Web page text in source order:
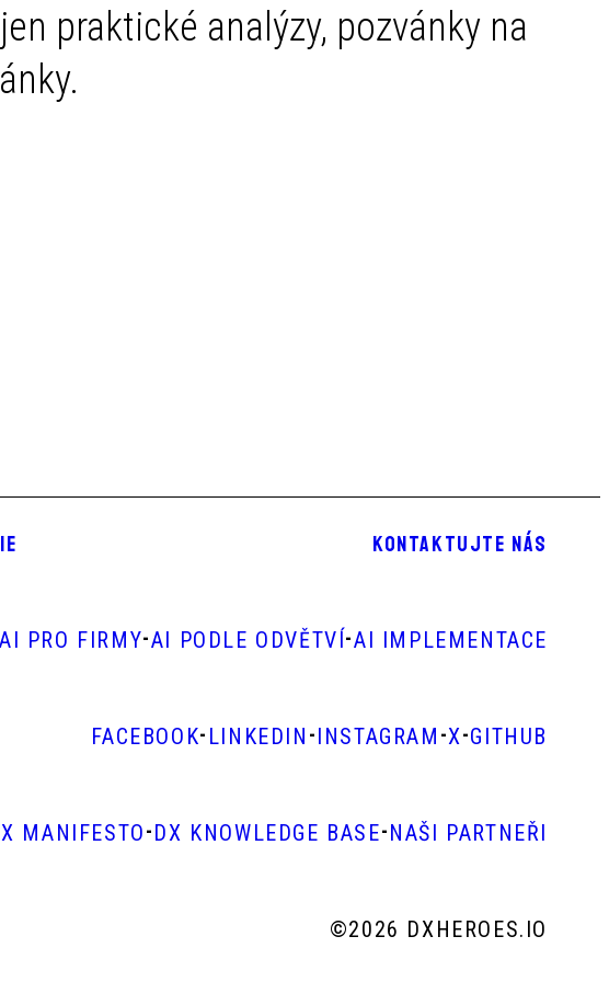
praktické analýzy, pozvánky na
KONTAKTUJTE NÁS
AI PRO FIRMY-AI PODLE ODVĚTVÍ-AI IMPLEMENTACE
FACEBOOK- LINKEDIN -INSTAGRAM -X-GITHUB
MANIFESTO-DX KNOWLEDGE BASE-NAŠI PARTNEŘI
©2026 DXHEROES.IO